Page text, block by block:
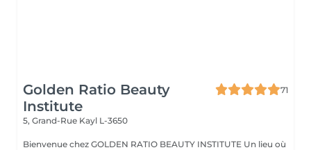
Golden Ratio Beauty
Institute
71
5, Grand-Rue Kayl L-3650
Bienvenue chez GOLDEN RATIO BEAUTY INSTITUTE Un lieu où